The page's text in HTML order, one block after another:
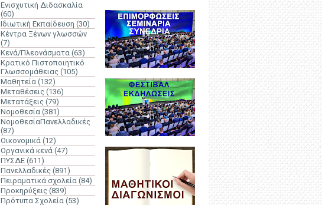
Ενισχυτική Διδασκαλία
(60)
Ιδιωτική Εκπαίδευση (30)
Κέντρα Ξένων γλωσσών
(7)
Κενά/Πλεονάσματα (63)
Κρατικό Πιστοποιητικό
Γλωσσομάθειας (105)
Μαθητεία (132)
Μεταθέσεις (136)
Μετατάξεις (79)
Νομοθεσία (381)
ΝομοθεσίαΠανελλαδικές
(87)
Οικονομικά (12)
Οργανικά κενά (47)
ΠΥΣΔΕ (611)
Πανελλαδικές (891)
Πειραματικά σχολεία (84)
Προκηρύξεις (839)
Πρότυπα Σχολεία (53)